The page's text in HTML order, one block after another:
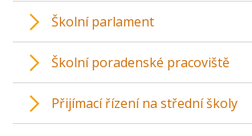
Školní parlament
Školní poradenské pracoviště
Přijímací řízení na střední školy